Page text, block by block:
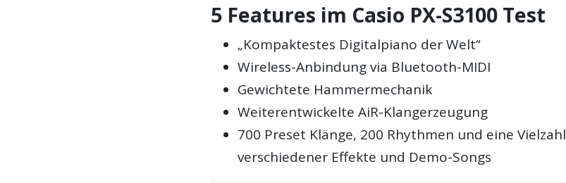
5 Features im Casio PX-S3100 Test
„Kompaktestes Digitalpiano der Welt“
Wireless-Anbindung via Bluetooth-MIDI
Gewichtete Hammermechanik
Weiterentwickelte AiR-Klangerzeugung
700 Preset Klänge, 200 Rhythmen und eine Vielzahl
verschiedener Effekte und Demo-Songs